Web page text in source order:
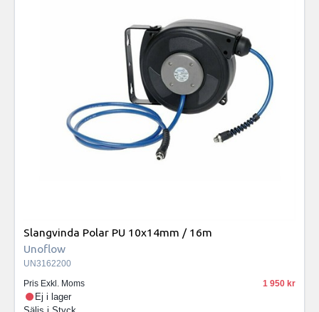
Slangvinda Polar PU 10x14mm / 16m
Unoflow
UN3162200
Pris Exkl. Moms
1 950
Ej i lager